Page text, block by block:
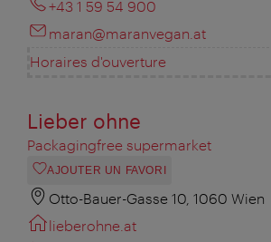
+43 1 59 54 900
maran@maranvegan.at
Horaires d'ouverture
Lieber ohne
Packagingfree supermarket
AJOUTER UN FAVORI
Otto-Bauer-Gasse 10, 1060 Wien
lieberohne.at